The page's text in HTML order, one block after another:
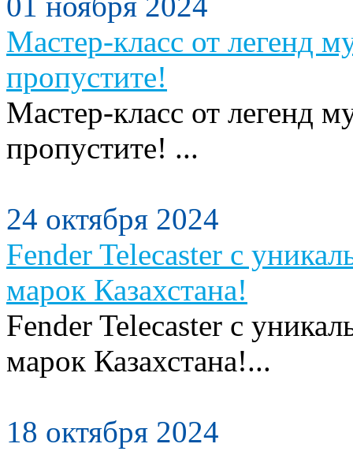
Мастер-класс от легенд
пропустите!
Мастер-класс от легенд
пропустите! ...
24 октября 2024
Fender Telecaster с
марок Казахстана!
Fender Telecaster с
марок Казахстана!...
18 октября 2024